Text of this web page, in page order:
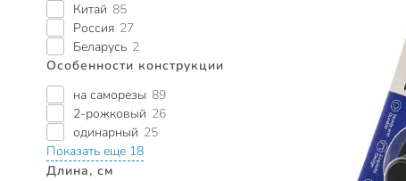
Китай 85
Россия 27
Беларусь 2
Особенности конструкции
на саморезы 89
2-рожковый 26
одинарный 25
Показать еще 18
Длина, см